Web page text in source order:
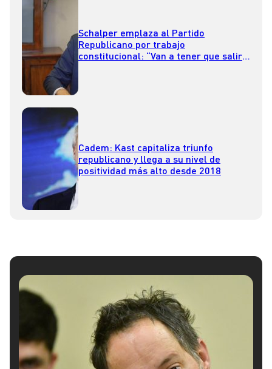
Schalper emplaza al Partido
Republicano por trabajo
constitucional: “Van a tener que salir
Cadem: Kast capitaliza triunfo
republicano y llega a su nivel de
positividad más alto desde 2018